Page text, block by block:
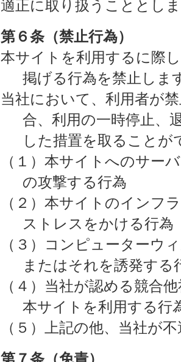
適正に取り扱うこととし
第６条（禁止行為）
本サイトを利用するに際
掲げる行為を禁止しま
当社において、利用者が
合、利用の一時停止、
した措置を取ることが
（１）本サイトへのサー
の攻撃する行為
（２）本サイトのインフ
ストレスをかける行為
（３）コンピューターウ
またはそれを誘発する
（４）当社が認める競合
本サイトを利用する行
（５）上記の他、当社が
第７条（免責）